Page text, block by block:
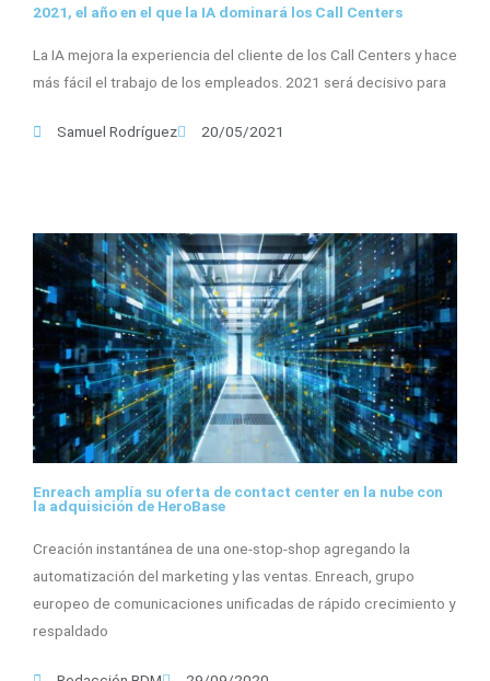
2021, el año en el que la IA dominará los Call Centers
La IA mejora la experiencia del cliente de los Call Centers y hace
más fácil el trabajo de los empleados. 2021 será decisivo para
Samuel Rodríguez 20/05/2021
Enreach amplía su oferta de contact center en la nube con
la adquisición de HeroBase
Creación instantánea de una one-stop-shop agregando la
automatización del marketing y las ventas. Enreach, grupo
europeo de comunicaciones unificadas de rápido crecimiento y
respaldado